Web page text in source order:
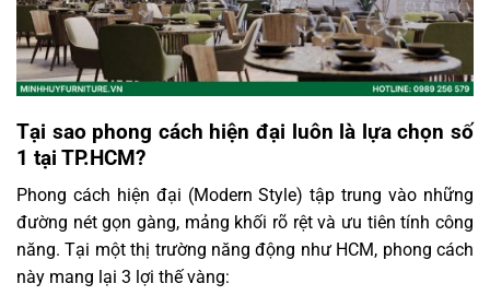
Tại sao phong cách hiện đại luôn là lựa chọn số
1 tại TP.HCM?
Phong cách hiện đại (Modern Style) tập trung vào những
đường nét gọn gàng, mảng khối rõ rệt và ưu tiên tính công
năng. Tại một thị trường năng động như HCM, phong cách
này mang lại 3 lợi thế vàng: